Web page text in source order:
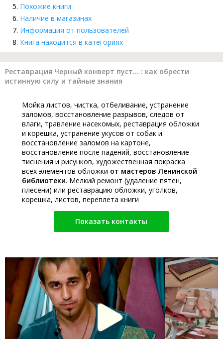
Похожие книги
Наличие в магазинах
Информация от пользователей
Книга находится в категориях
Реставрация Черный конверт пуст… : как обрести
истинную силу и тайные знания
Мойка листов, чистка, отбеливание, устранение
заломов, восстановление разрывов, следов от
влаги, травление насекомых, реставрация обложки
и корешка, устранение укусов от собак и
восстановление заломов на картоне,
восстановление после падений, восстановление
тиснения и рисунков, художественная покраска
всех элементов обложки от мастеров Ленинской
библиотеки. Мелкий ремонт (удаление пятен,
плесени) или реставрацию обложки, уголков,
корешка, листов, переплета книги
Показать контакты